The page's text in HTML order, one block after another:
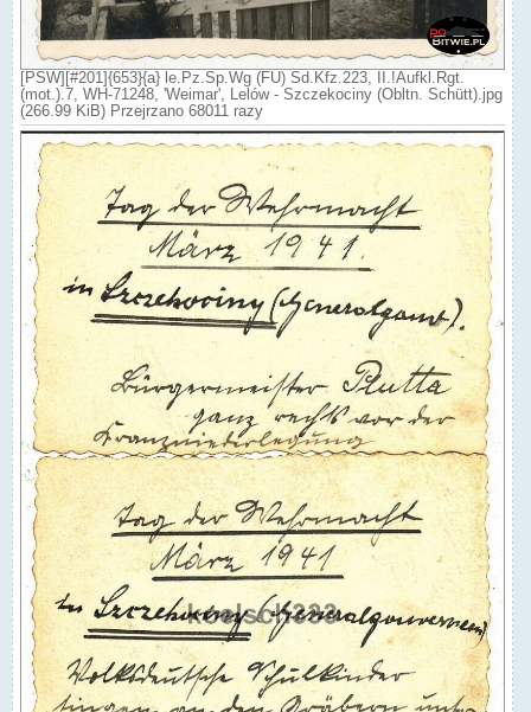
[PSW][#201]{653}{a} le.Pz.Sp.Wg (FU) Sd.Kfz.223, II.!Aufkl.Rgt.
(mot.).7, WH-71248, 'Weimar', Lelów - Szczekociny (Obltn. Schütt).jpg
(266.99 KiB) Przejrzano 68011 razy